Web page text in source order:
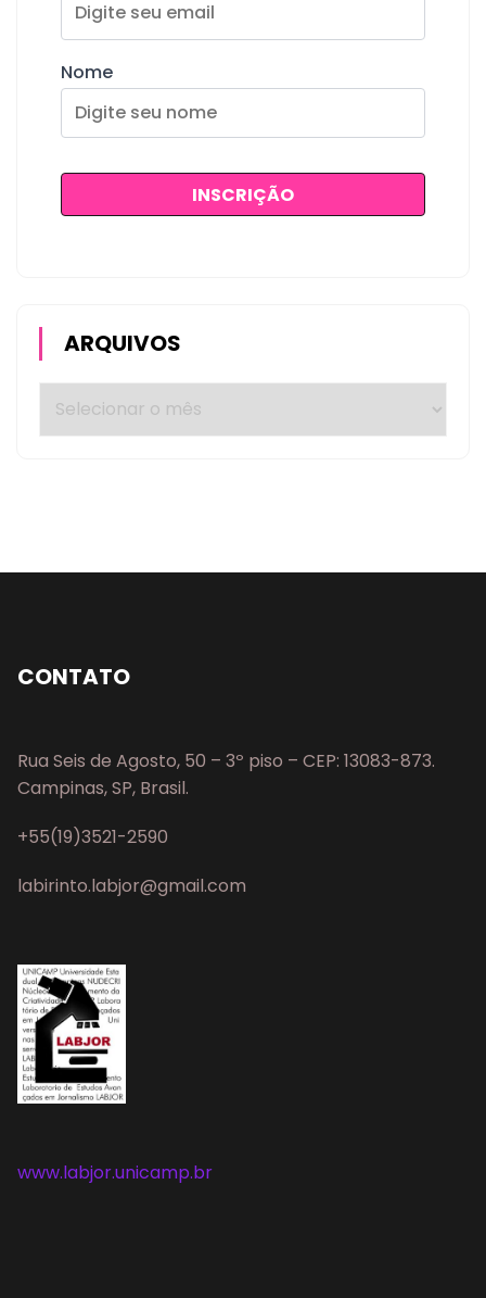
Nome
ARQUIVOS
CONTATO
Rua Seis de Agosto, 50 – 3º piso – CEP: 13083-873.
Campinas, SP, Brasil.
+55(19)3521-2590
labirinto.labjor@gmail.com
www.labjor.unicamp.br